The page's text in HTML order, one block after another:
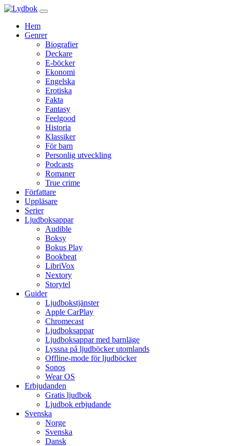
Hem
Genrer
Biografier
Deckare
E-böcker
Ekonomi
Engelska
Erotiska
Fakta
Fantasy
Feelgood
Historia
Klassiker
För barn
Personlig utveckling
Podcasts
Romaner
True crime
Författare
Uppläsare
Serier
Ljudboksappar
Audible
Boksy
Bokus Play
Bookbeat
LibriVox
Nextory
Storytel
Guider
Ljudbokstjänster
Apple CarPlay
Chromecast
Ljudboksappar
Ljudboksappar med barnläge
Lyssna på ljudböcker utomlands
Offline-mode för ljudböcker
Sonos
Wear OS
Erbjudanden
Gratis ljudbok
Ljudbok erbjudande
Svenska
Norge
Svenska
Dansk